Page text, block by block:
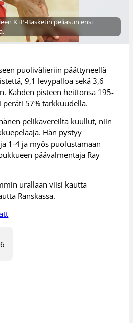
KTP-Basketin peliasun ensi
puolivälieriin päättyneellä
9,1 levypalloa sekä 3,6
Kahden pisteen heittonsa 195-
57% tarkkuudella.
pelikavereilta kuullut, niin
Hän pystyy
1-4 ja myös puolustamaan
päävalmentaja Ray
urallaan viisi kautta
Ranskassa.